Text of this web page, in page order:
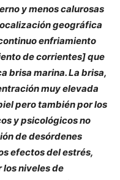
y menos calurosas
geográfica
enfriamiento
de corrientes] que
brisa marina. La brisa,
muy elevada
pero también por los
y psicológicos no
de desórdenes
efectos del estrés,
niveles de